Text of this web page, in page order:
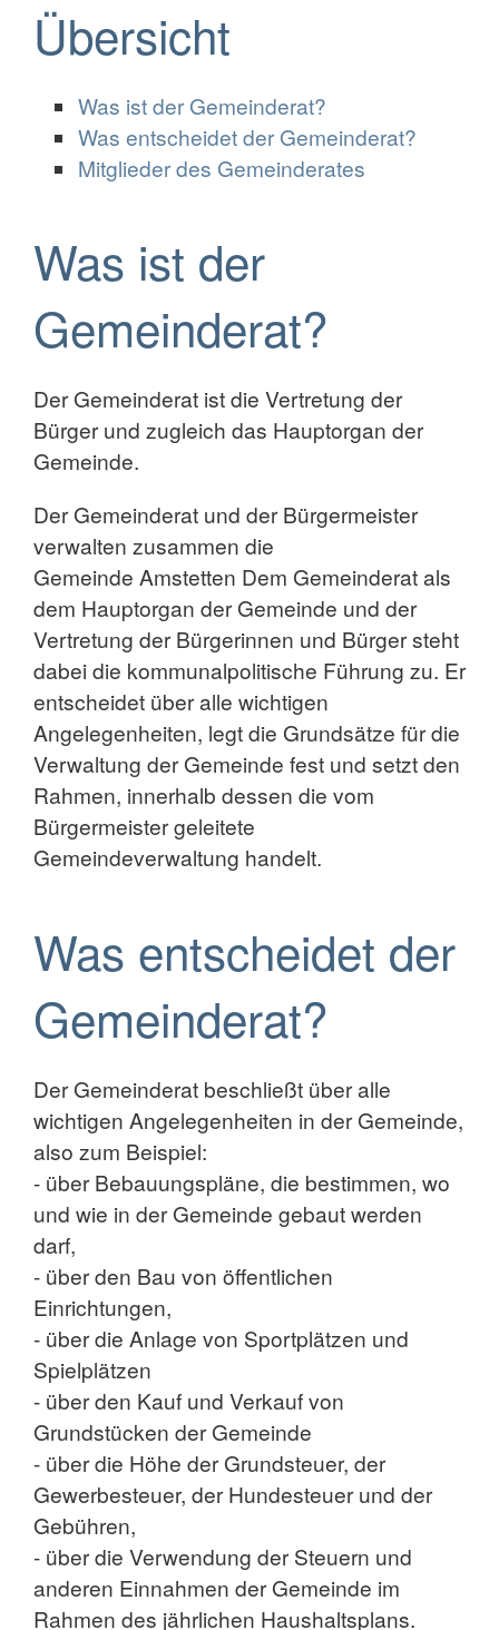
Übersicht
Was ist der Gemeinderat?
Was entscheidet der Gemeinderat?
Mitglieder des Gemeinderates
Was ist der
Gemeinderat?
Der Gemeinderat ist die Vertretung der
Bürger und zugleich das Hauptorgan der
Gemeinde.
Der Gemeinderat und der Bürgermeister
verwalten zusammen die
Gemeinde Amstetten Dem Gemeinderat als
dem Hauptorgan der Gemeinde und der
Vertretung der Bürgerinnen und Bürger steht
dabei die kommunalpolitische Führung zu. Er
entscheidet über alle wichtigen
Angelegenheiten, legt die Grundsätze für die
Verwaltung der Gemeinde fest und setzt den
Rahmen, innerhalb dessen die vom
Bürgermeister geleitete
Gemeindeverwaltung handelt.
Was entscheidet der
Gemeinderat?
Der Gemeinderat beschließt über alle
wichtigen Angelegenheiten in der Gemeinde,
also zum Beispiel:
- über Bebauungspläne, die bestimmen, wo
und wie in der Gemeinde gebaut werden
darf,
- über den Bau von öffentlichen
Einrichtungen,
- über die Anlage von Sportplätzen und
Spielplätzen
- über den Kauf und Verkauf von
Grundstücken der Gemeinde
- über die Höhe der Grundsteuer, der
Gewerbesteuer, der Hundesteuer und der
Gebühren,
- über die Verwendung der Steuern und
anderen Einnahmen der Gemeinde im
Rahmen des jährlichen Haushaltsplans.